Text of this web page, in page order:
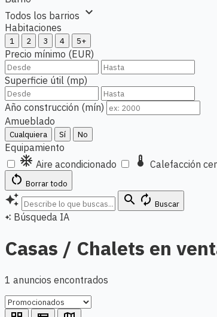
Todos los barrios expand_more
Habitaciones
1 2 3 4 5+
Precio mínimo (EUR)
Superficie útil (mp)
Año construcción (mín)
Amueblado
Cualquiera Sí No
Equipamiento
ac_unit Aire acondicionado thermostat Calefacción
restart_alt Borrar todo
auto_awesome search autorenew Buscar
auto_awesome Búsqueda IA
Casas / Chalets en
1 anuncios encontrados